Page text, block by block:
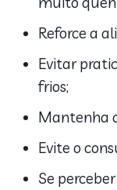
Reforce a
Evitar
frios;
Mantenha
Evite o
Se